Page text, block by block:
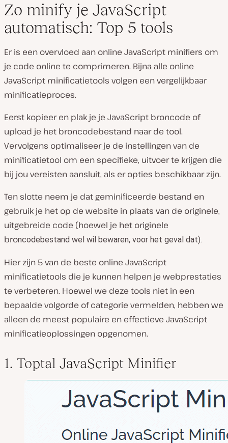
Zo minify je JavaScript
automatisch: Top 5 tools
Er is een overvloed aan online JavaScript minifiers om
je code online te comprimeren. Bijna alle online
JavaScript minificatietools volgen een vergelijkbaar
minificatieproces.
Eerst kopieer en plak je je JavaScript broncode of
upload je het broncodebestand naar de tool.
Vervolgens optimaliseer je de instellingen van de
minificatietool om een ​​specifieke, uitvoer te krijgen die
bij jou vereisten aansluit, als er opties beschikbaar zijn.
Ten slotte neem je dat geminificeerde bestand en
gebruik je het op de website in plaats van de originele,
uitgebreide code (hoewel je het originele
broncodebestand wel wil bewaren, voor het geval dat).
Hier zijn 5 van de beste online JavaScript
minificatietools die je kunnen helpen je webprestaties
te verbeteren. Hoewel we deze tools niet in een
bepaalde volgorde of categorie vermelden, hebben we
alleen de meest populaire en effectieve JavaScript
minificatieoplossingen opgenomen.
1. Toptal JavaScript Minifier